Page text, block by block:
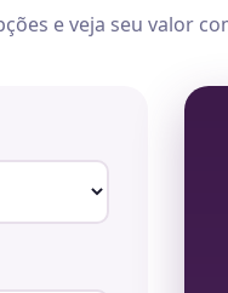
e veja seu valor